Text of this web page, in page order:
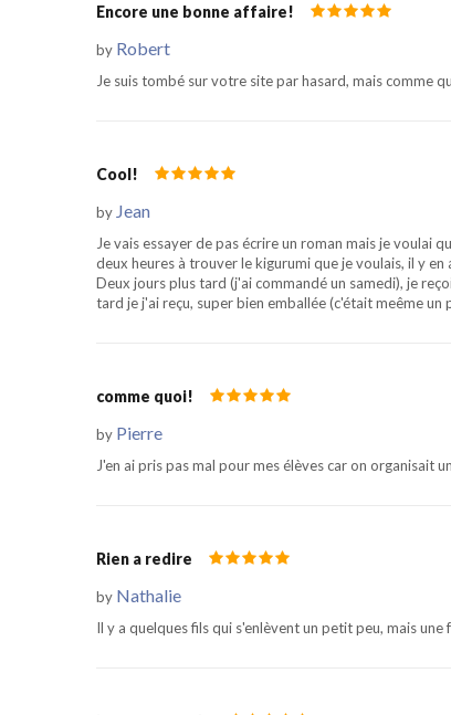
Encore une bonne affaire!
by Robert
Je suis tombé sur votre site par hasard, mais comme
Cool!
by Jean
Je vais essayer de pas écrire un roman mais je voulai
deux heures à trouver le kigurumi que je voulais, il y
Deux jours plus tard (j'ai commandé un samedi), je
tard je j'ai reçu, super bien emballée (c'était meême
comme quoi!
by Pierre
J'en ai pris pas mal pour mes élèves car on organisait
Rien a redire
by Nathalie
Il y a quelques fils qui s'enlèvent un petit peu, mais